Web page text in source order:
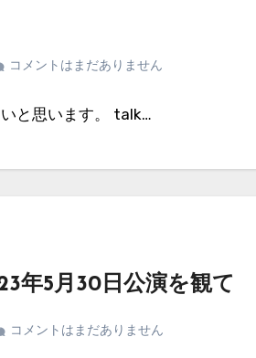
コメントはまだありません
と思います。 talk…
年5月30日公演を観て
コメントはまだありません